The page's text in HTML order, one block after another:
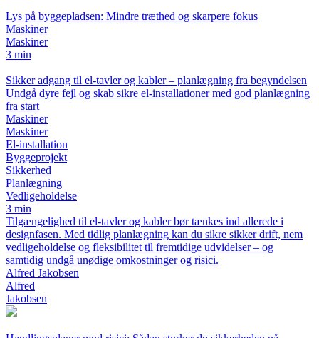
Lys på byggepladsen: Mindre træthed og skarpere fokus
Maskiner
Maskiner
3 min
Sikker adgang til el-tavler og kabler – planlægning fra begyndelsen
Undgå dyre fejl og skab sikre el-installationer med god planlægning
fra start
Maskiner
Maskiner
El-installation
Byggeprojekt
Sikkerhed
Planlægning
Vedligeholdelse
3 min
Tilgængelighed til el-tavler og kabler bør tænkes ind allerede i
designfasen. Med tidlig planlægning kan du sikre sikker drift, nem
vedligeholdelse og fleksibilitet til fremtidige udvidelser – og
samtidig undgå unødige omkostninger og risici.
Alfred Jakobsen
Alfred
Jakobsen